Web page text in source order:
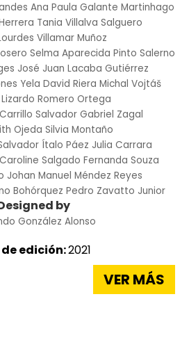
Ana Paula Galante Martinhago
Tania Villalva Salguero
Villamar Muñoz
Selma Aparecida Pinto Salerno
José Juan Lacaba Gutiérrez
Yela David Riera Michal Vojtáš
Romero Ortega
Salvador Gabriel Zagal
Ojeda Silvia Montaño
Ítalo Páez Julia Carrara
Caroline Salgado Fernanda Souza
Johan Manuel Méndez Reyes
Bohórquez Pedro Zavatto Junior
by
González Alonso
edición:2021
VER MÁS